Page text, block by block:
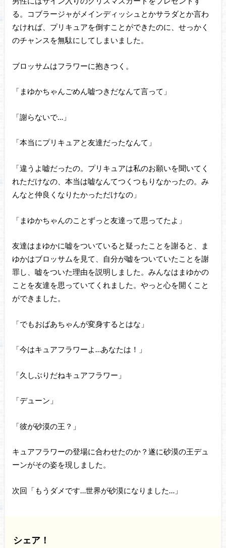
る。コブラージャがメインディッシュとかサラダとか言わ
なければ、プリキュアを倒すことができたのに、せっかく
のチャンスを無駄にしてしまいました。
ブロッサムはフラワーに抱きつく。
「まゆかちゃんごめん嘘つきだなんて言って」
「謝らないで…」
「本当にプリキュアと友達だったなんて」
「違うよ嘘だったの。プリキュアは私のお願いを聞いてく
れただけなの、本当は嘘なんてつくつもりなかったの。み
んなと仲良くなりたかっただけなの」
「まゆかちゃんのことずっと友達って思ってたよ」
友達はまゆかに嘘をついていると疑ったことを謝ると、ま
ゆかはブロッサムを見て、自分が嘘をついていたことを謝
罪し、嘘をついた理由を説明しました。みんなはまゆかの
ことを友達を思っていてくれました。やっと心を開くこと
ができました。
「でもおばあちゃんが変身するとはな」
「今はキュアフラワーよ…あなたは！」
「久しぶりだねキュアフラワー」
「デューン」
「彼が砂漠の王？」
キュアフラワーの登場に合わせたのか？遂に砂漠の王デュ
ーンがその姿を現しました。
次回「もうダメです…世界が砂漠になりました…」
シェア！